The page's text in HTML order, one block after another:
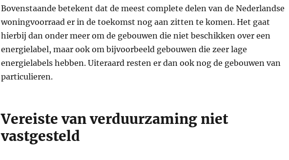
Bovenstaande betekent dat de meest complete delen van de Nederlandse
woningvoorraad er in de toekomst nog aan zitten te komen. Het gaat
hierbij dan onder meer om de gebouwen die niet beschikken over een
energielabel, maar ook om bijvoorbeeld gebouwen die zeer lage
energielabels hebben. Uiteraard resten er dan ook nog de gebouwen van
particulieren.
Vereiste van verduurzaming niet
vastgesteld